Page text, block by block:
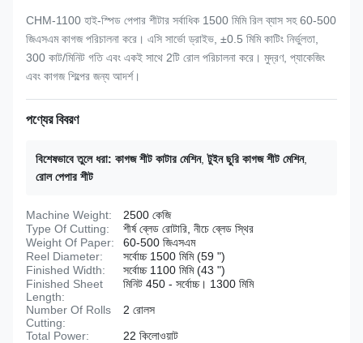
CHM-1100 হাই-স্পিড পেপার শীটার সর্বাধিক 1500 মিমি রিল ব্যাস সহ 60-500
জিএসএম কাগজ পরিচালনা করে। এসি সার্ভো ড্রাইভ, ±0.5 মিমি কাটিং নির্ভুলতা,
300 কাট/মিনিট গতি এবং একই সাথে 2টি রোল পরিচালনা করে। মুদ্রণ, প্যাকেজিং
এবং কাগজ শিল্পের জন্য আদর্শ।
পণ্যের বিবরণ
বিশেষভাবে তুলে ধরা: কাগজ শীট কাটার মেশিন,টুইন ছুরি কাগজ শীট মেশিন,
রোল পেপার শীট
Machine Weight:
2500 কেজি
Type Of Cutting:
শীর্ষ ব্লেড রোটারি, নীচে ব্লেড স্থির
Weight Of Paper:
60-500 জিএসএম
Reel Diameter:
সর্বোচ্চ 1500 মিমি (59 ")
Finished Width:
সর্বোচ্চ 1100 মিমি (43 ")
Finished Sheet
Length:
মিনিট 450 - সর্বোচ্চ। 1300 মিমি
Number Of Rolls
Cutting:
2 রোলস
Total Power:
22 কিলোওয়াট